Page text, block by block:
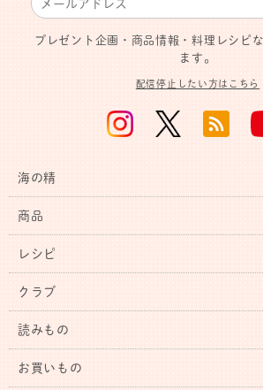
プレゼント企画・商品情報・料理レシピ
ます。
配信停止したい方はこちら
海の精
商品
レシピ
クラブ
読みもの
お買いもの